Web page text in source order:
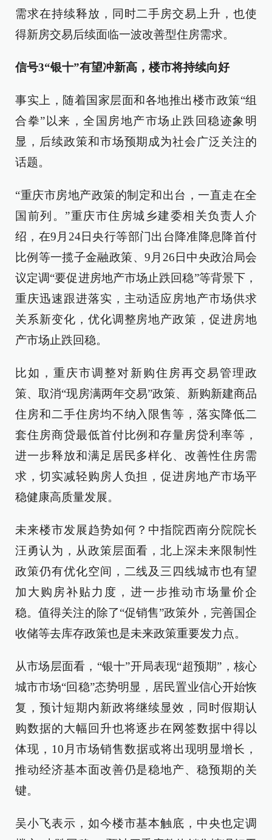
需求在持续释放，同时二手房交易上升，也使
得新房交易后续面临一波改善型住房需求。
信号3“银十”有望冲新高，楼市将持续向好
事实上，随着国家层面和各地推出楼市政策“组
合拳”以来，全国房地产市场止跌回稳迹象明
显，后续政策和市场预期成为社会广泛关注的
话题。
“重庆市房地产政策的制定和出台，一直走在全
国前列。”重庆市住房城乡建委相关负责人介
绍，在9月24日央行等部门出台降准降息降首付
比例等一揽子金融政策、9月26日中央政治局会
议定调“要促进房地产市场止跌回稳”等背景下，
重庆迅速跟进落实，主动适应房地产市场供求
关系新变化，优化调整房地产政策，促进房地
产市场止跌回稳。
比如，重庆市调整对新购住房再交易管理政
策、取消“现房满两年交易”政策、新购新建商品
住房和二手住房均不纳入限售等，落实降低二
套住房商贷最低首付比例和存量房贷利率等，
进一步释放和满足居民多样化、改善性住房需
求，切实减轻购房人负担，促进房地产市场平
稳健康高质量发展。
未来楼市发展趋势如何？中指院西南分院院长
汪勇认为，从政策层面看，北上深未来限制性
政策仍有优化空间，二线及三四线城市也有望
加大购房补贴力度，进一步推动市场量价企
稳。值得关注的除了“促销售”政策外，完善国企
收储等去库存政策也是未来政策重要发力点。
从市场层面看，“银十”开局表现“超预期”，核心
城市市场“回稳”态势明显，居民置业信心开始恢
复，预计短期内新政将继续显效，同时假期认
购数据的大幅回升也将逐步在网签数据中得以
体现，10月市场销售数据或将出现明显增长，
推动经济基本面改善仍是稳地产、稳预期的关
键。
吴小飞表示，如今楼市基本触底，中央也定调